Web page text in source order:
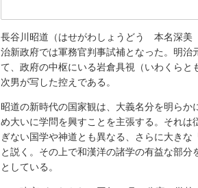
長谷川昭道（はせがわしょうどう 本名深美
治新政府では軍務官判事試補となった。明
て、政府の中枢にいる岩倉具視（いわくら
次男が写した控えである。
昭道の新時代の国家観は、大義名分を明ら
め大いに学問を興すことを主張する。それ
ぎない国学や神道とも異なる、さらに大き
と説く。その上で和漢洋の諸学の有益な部
としている。